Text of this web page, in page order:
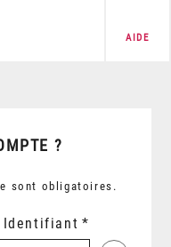
AIDE
?
sont obligatoires.
Identifiant